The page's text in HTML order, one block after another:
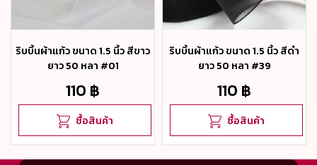
ริบบิ้นผ้าแก้ว ขนาด 1.5 นิ้ว สีขาว
ยาว 50 หลา #01
110 ฿
ซื้อสินค้า
ริบบิ้นผ้าแก้ว ขนาด 1.5 นิ้ว สีดำ
ยาว 50 หลา #39
110 ฿
ซื้อสินค้า